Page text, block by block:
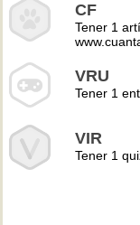
CF
Tener 1
VRU
Tener 1
VIR
Tener 1